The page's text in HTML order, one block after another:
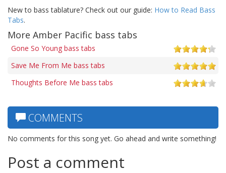
New to bass tablature? Check out our guide: How to Read Bass
Tabs.
More Amber Pacific bass tabs
Gone So Young bass tabs
Save Me From Me bass tabs
Thoughts Before Me bass tabs
COMMENTS
No comments for this song yet. Go ahead and write something!
Post a comment